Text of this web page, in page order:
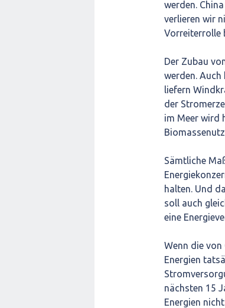
werden.
verlieren wir
Vorreiterrolle
Der Zubau
werden.
liefern
der
im Meer wird
Sämtliche
halten. Und
soll auch
eine
Wenn die
Energien
nächsten 15
Energien